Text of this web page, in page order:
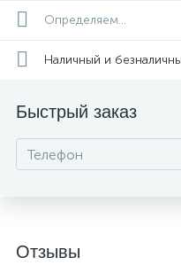
Определяем...
Наличный и
Быстрый заказ
Отзывы